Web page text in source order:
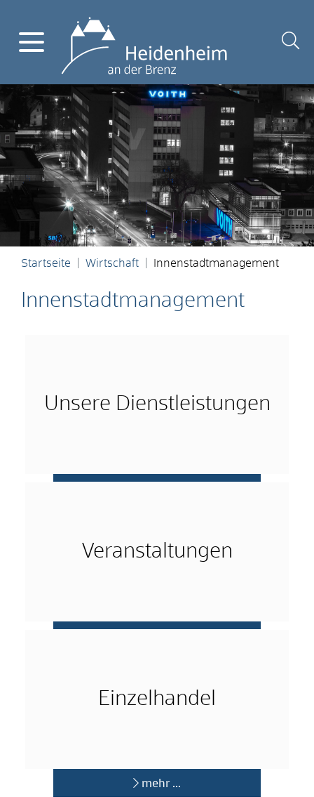
Startseite Wirtschaft Innenstadtmanagement
Innenstadtmanagement
Unsere Dienstleistungen
Veranstaltungen
Einzelhandel
mehr …